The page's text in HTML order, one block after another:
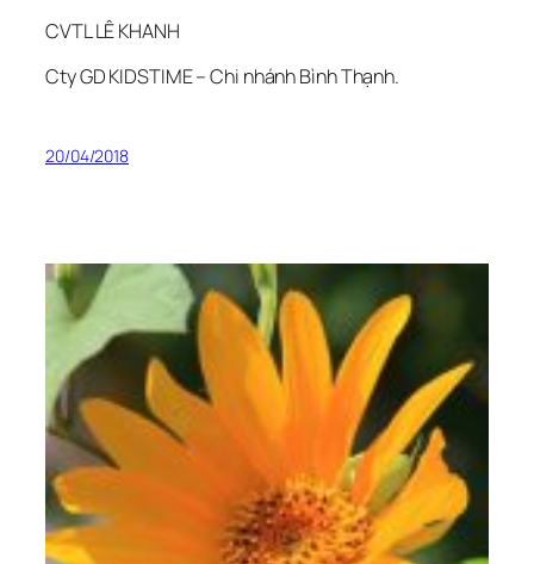
CVTL LÊ KHANH
Cty GD KIDSTIME – Chi nhánh Bình Thạnh.
20/04/2018